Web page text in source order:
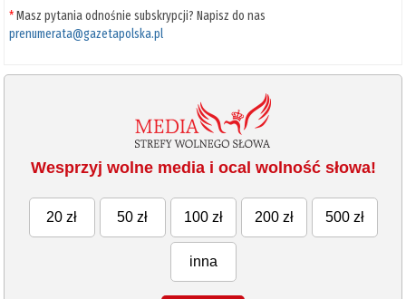
*Masz pytania odnośnie subskrypcji? Napisz do nas
prenumerata@gazetapolska.pl
Wesprzyj wolne media i ocal wolność słowa!
20 zł 50 zł 100 zł 200 zł 500 zł
inna